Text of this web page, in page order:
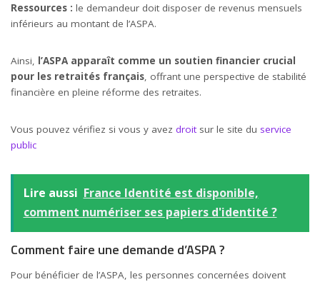
Ressources : le demandeur doit disposer de revenus mensuels
inférieurs au montant de l’ASPA.
Ainsi, l’ASPA apparaît comme un soutien financier crucial
pour les retraités français, offrant une perspective de stabilité
financière en pleine réforme des retraites.
Vous pouvez vérifiez si vous y avez droitsur le site du service
public
Lire aussi France Identité est disponible,
comment numériser ses papiers d'identité ?
Comment faire une demande d’ASPA ?
Pour bénéficier de l’ASPA, les personnes concernées doivent